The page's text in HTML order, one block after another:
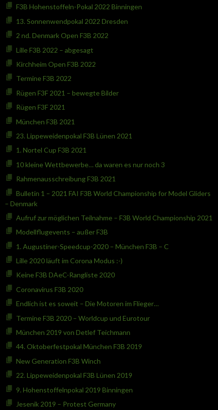
F3B Hohenstoffeln-Pokal 2022 Binningen
13. Sonnenwendpokal 2022 Dresden
2 nd. Denmark Open F3B 2022
Lille F3B 2022 – abgesagt
Kirchheim Open F3B 2022
Termine F3B 2022
Rügen F3F 2021 – bewegte Bilder
Rügen F3F 2021
München F3B 2021
23. Lippeweidenpokal F3B Lünen 2021
1. Nortel Cup F3B 2021
10 kleine Wettbewerbe… da waren es nur noch 3
Rahmenausschreibung F3B 2021
Bulletin 1 – 2021 FAI F3B World Championship for Model Gliders
– Denmark
Aufruf zur möglichen Teilnahme – F3B World Championship 2021
Modellflugevents – außer F3B
1. Augustiner-Speedcup-2020 – München F3B – C
Lille 2020 läuft im Corona Modus :-)
Keine F3B DAeC-Rangliste 2020
Coronavirus F3B 2020
Endlich ist es soweit – Die Motoren im Flieger…
Termine F3B 2020 – Worldcup und Eurotour
München 2019 von Detlef Teichmann
44. Oktoberfestpokal München F3B 2019
New Generation F3B Winch
22. Lippeweidenpokal F3B Lünen 2019
9. Hohenstoffelnpokal 2019 Binningen
Jesenik 2019 – Protest Germany